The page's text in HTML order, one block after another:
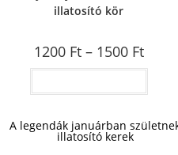
illatosító kör
1200 Ft– 1500 Ft